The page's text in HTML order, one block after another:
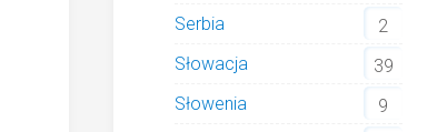
Serbia
2
Słowacja
39
Słowenia
9